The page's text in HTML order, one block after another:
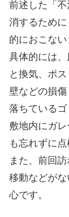
前述した「
消するため
的におこない
具体的には
と換気、ポ
壁などの損
落ちているゴ
敷地内にガ
も忘れずに点
また、前回
移動などが
心です。